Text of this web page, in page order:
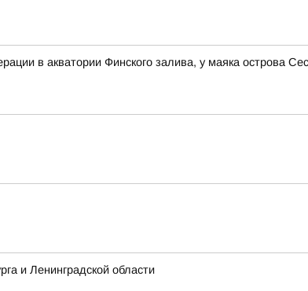
в акватории Финского залива, у маяка острова
и Ленинградской области